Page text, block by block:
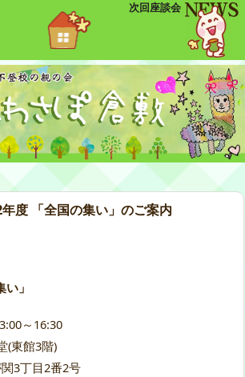
度 「全国の集い」のご案内
」
～16:30
(東館3階)
3丁目2番2号
次回座談会